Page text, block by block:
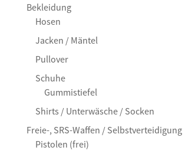
Bekleidung
Hosen
Jacken / Mäntel
Pullover
Schuhe
Gummistiefel
Shirts / Unterwäsche / Socken
Freie-, SRS-Waffen / Selbstverteidigung
Pistolen (frei)